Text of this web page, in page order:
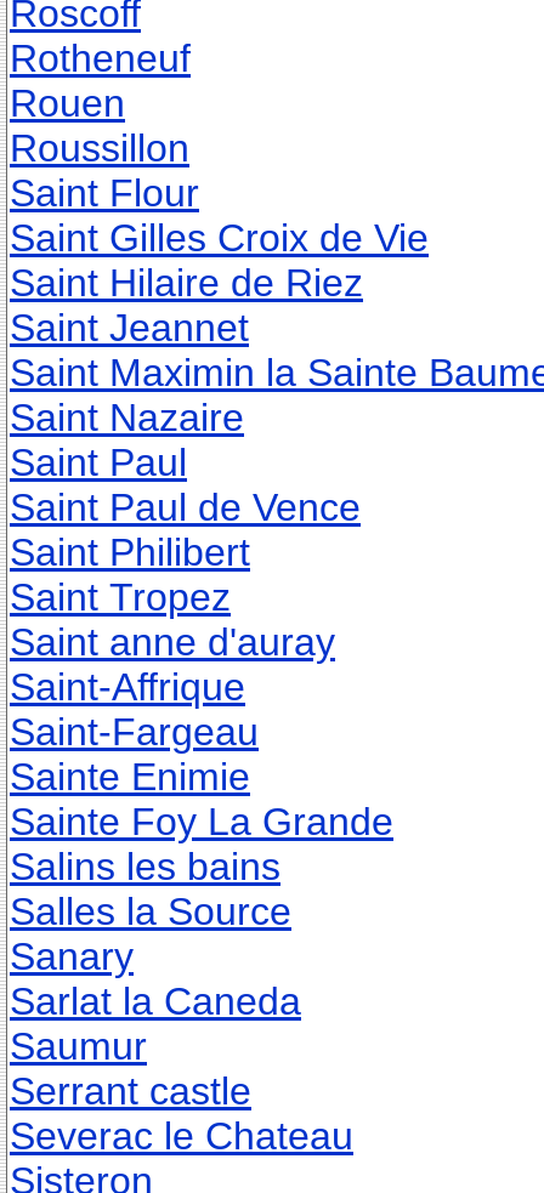
Roscoff
Rotheneuf
Rouen
Roussillon
Saint Flour
Saint Gilles Croix de Vie
Saint Hilaire de Riez
Saint Jeannet
Saint Maximin la Sainte
Saint Nazaire
Saint Paul
Saint Paul de Vence
Saint Philibert
Saint Tropez
Saint anne d'auray
Saint-Affrique
Saint-Fargeau
Sainte Enimie
Sainte Foy La Grande
Salins les bains
Salles la Source
Sanary
Sarlat la Caneda
Saumur
Serrant castle
Severac le Chateau
Sisteron